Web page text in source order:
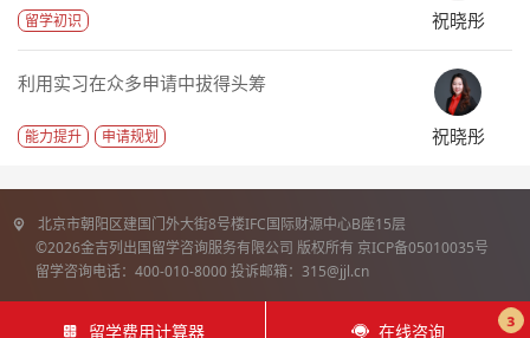
留学初识 祝晓彤
利用实习在众多申请中拔得头筹
能力提升 申请规划 祝晓彤
北京市朝阳区建国门外大街8号楼IFC国际财源中心B座15层
©2026金吉列出国留学咨询服务有限公司 版权所有 京ICP备05010035号
留学咨询电话：400-010-8000 投诉邮箱：315@jjl.cn
留学费用计算器 在线咨询 3